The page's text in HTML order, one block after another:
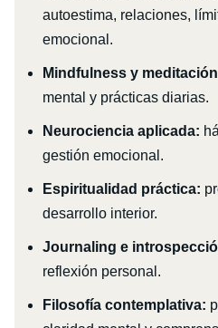
autoestima, relaciones,
emocional.
Mindfulness y
mental y prácticas diarias.
Neurociencia aplicada:
gestión emocional.
Espiritualidad práctica:
desarrollo interior.
Journaling e
reflexión personal.
Filosofía contemplativa: